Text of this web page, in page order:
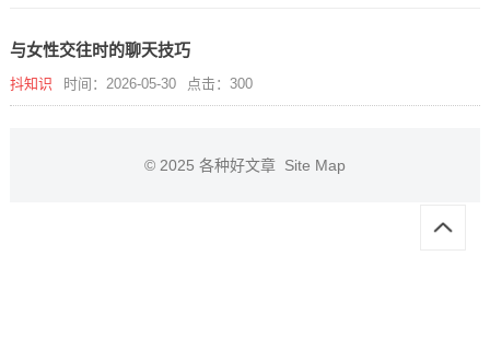
与女性交往时的聊天技巧
抖知识 时间：2026-05-30 点击：300
© 2025 各种好文章 Site Map